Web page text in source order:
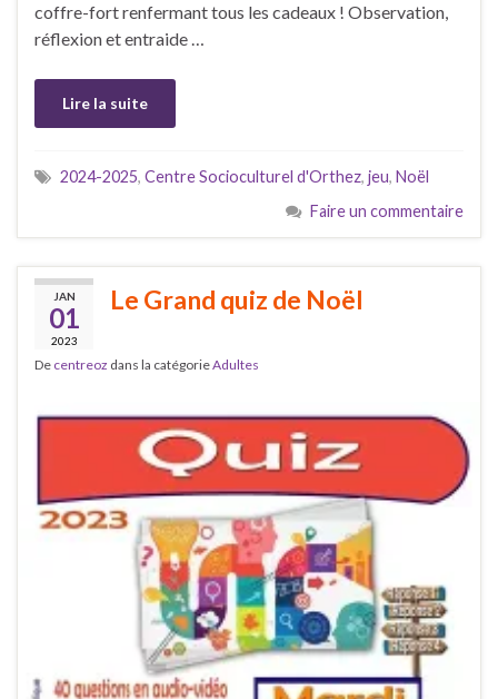
coffre-fort renfermant tous les cadeaux ! Observation,
réflexion et entraide …
Lire la suite
2024-2025, Centre Socioculturel d'Orthez, jeu, Noël
Faire un commentaire
JAN
01
2023
Le Grand quiz de Noël
De centreoz dans la catégorieAdultes